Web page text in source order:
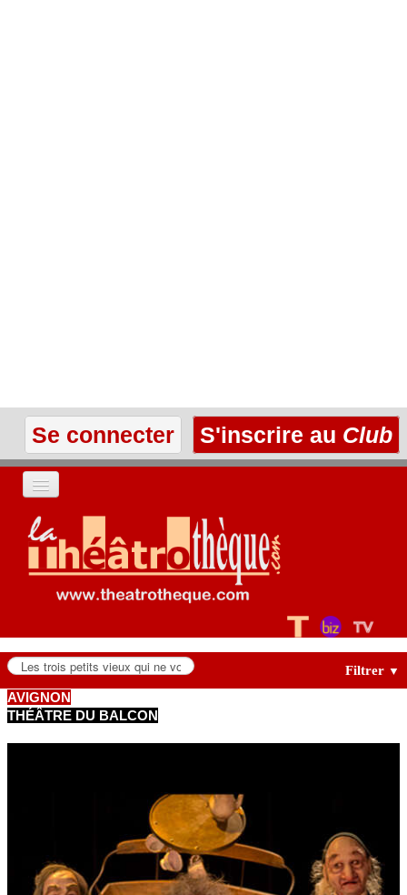
Se connecter S'inscrire au Club
ACCUEIL
LES TEXTES
LES ANNONCES
LE CLUB
Filtrer ▼
AVIGNON
THÉÂTRE DU BALCON